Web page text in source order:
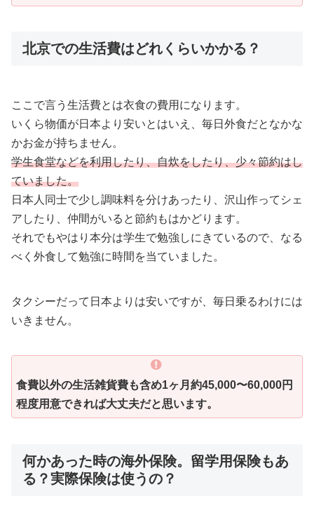
北京での生活費はどれくらいかかる？
ここで言う生活費とは衣食の費用になります。
いくら物価が日本より安いとはいえ、毎日外食だとなかな
かお金が持ちません。
学生食堂などを利用したり、自炊をしたり、少々節約はし
ていました。
日本人同士で少し調味料を分けあったり、沢山作ってシェ
アしたり、仲間がいると節約もはかどります。
それでもやはり本分は学生で勉強しにきているので、なる
べく外食して勉強に時間を当ていました。
タクシーだって日本よりは安いですが、毎日乗るわけには
いきません。
食費以外の生活雑貨費も含め1ヶ月約45,000〜60,000円
程度用意できれば大丈夫だと思います。
何かあった時の海外保険。留学用保険もあ
る？実際保険は使うの？